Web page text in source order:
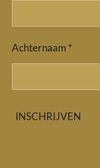
Achternaam *
INSCHRIJVEN